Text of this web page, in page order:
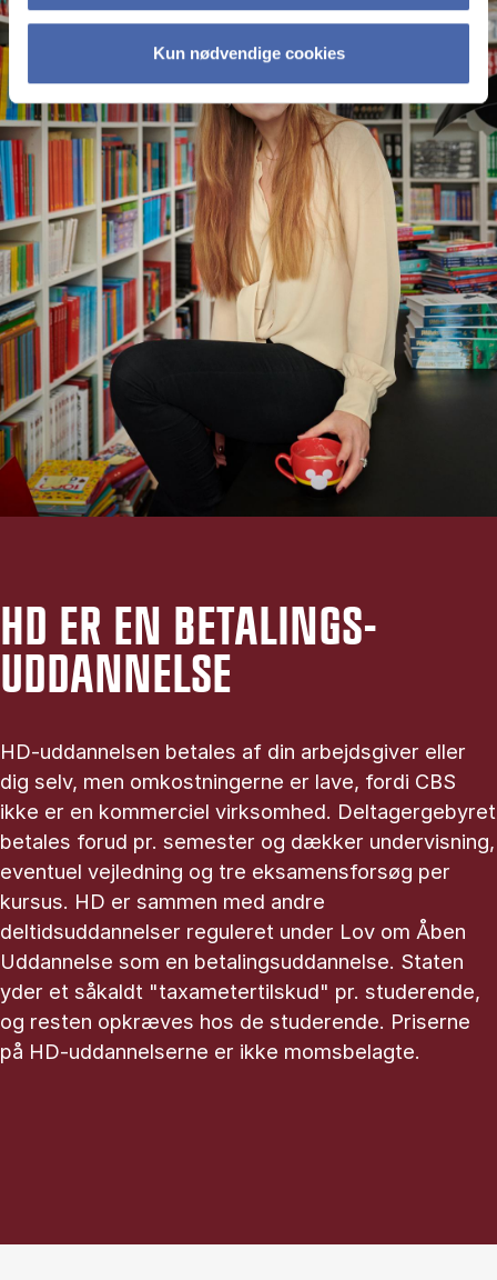
Kun nødvendige cookies
HD ER EN BETALINGS-
UDDANNELSE
HD-uddannelsen betales af din arbejdsgiver eller
dig selv, men omkostningerne er lave, fordi CBS
ikke er en kommerciel virksomhed. Deltagergebyret
betales forud pr. semester og dækker undervisning,
eventuel vejledning og tre eksamensforsøg per
kursus. HD er sammen med andre
deltidsuddannelser reguleret under Lov om Åben
Uddannelse som en betalingsuddannelse. Staten
yder et såkaldt "taxametertilskud" pr. studerende,
og resten opkræves hos de studerende. Priserne
på HD-uddannelserne er ikke momsbelagte.